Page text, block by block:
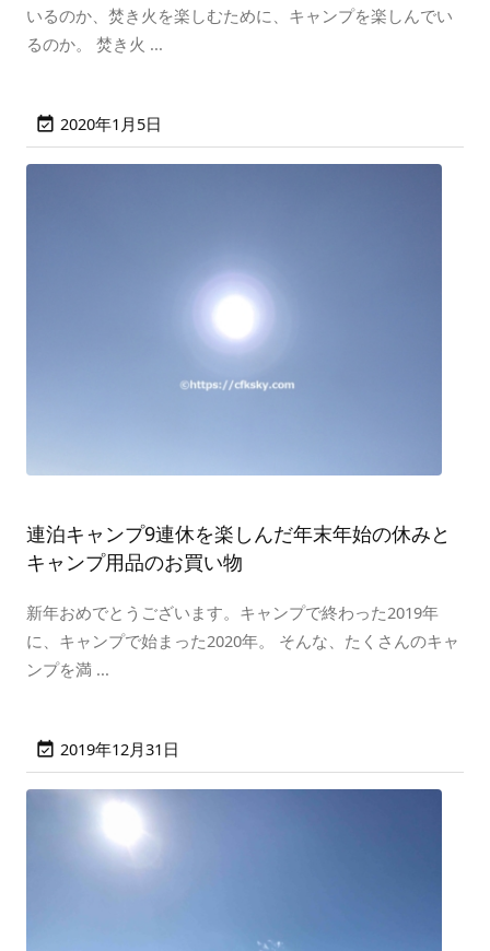
いるのか、焚き火を楽しむために、キャンプを楽しんでい
るのか。 焚き火 ...
 2020年1月5日
連泊キャンプ9連休を楽しんだ年末年始の休みと
キャンプ用品のお買い物
新年おめでとうございます。キャンプで終わった2019年
に、キャンプで始まった2020年。 そんな、たくさんのキャ
ンプを満 ...
 2019年12月31日